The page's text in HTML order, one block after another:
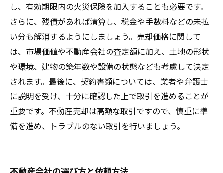
し、有効期限内の火災保険を加入することも必要です。
さらに、残債があれば清算し、税金や手数料などの未払
い分も解消するようにしましょう。売却価格に関して
は、市場価値や不動産会社の査定額に加え、土地の形状
や環境、建物の築年数や設備の状態なども考慮して決定
されます。最後に、契約書類については、業者や弁護士
に説明を受け、十分に確認した上で取引を進めることが
重要です。不動産売却は高額な取引ですので、慎重に準
備を進め、トラブルのない取引を行いましょう。